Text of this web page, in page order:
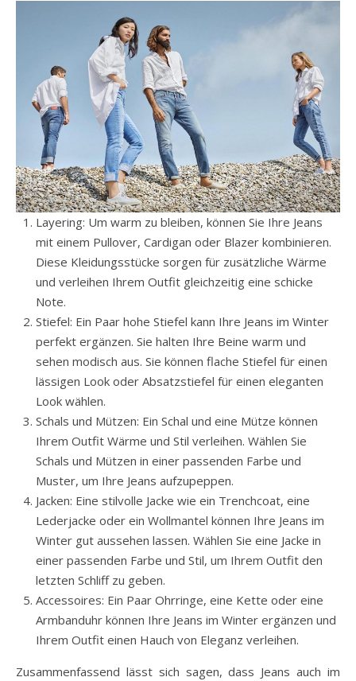
Layering: Um warm zu bleiben, können Sie Ihre Jeans
mit einem Pullover, Cardigan oder Blazer kombinieren.
Diese Kleidungsstücke sorgen für zusätzliche Wärme
und verleihen Ihrem Outfit gleichzeitig eine schicke
Note.
Stiefel: Ein Paar hohe Stiefel kann Ihre Jeans im Winter
perfekt ergänzen. Sie halten Ihre Beine warm und
sehen modisch aus. Sie können flache Stiefel für einen
lässigen Look oder Absatzstiefel für einen eleganten
Look wählen.
Schals und Mützen: Ein Schal und eine Mütze können
Ihrem Outfit Wärme und Stil verleihen. Wählen Sie
Schals und Mützen in einer passenden Farbe und
Muster, um Ihre Jeans aufzupeppen.
Jacken: Eine stilvolle Jacke wie ein Trenchcoat, eine
Lederjacke oder ein Wollmantel können Ihre Jeans im
Winter gut aussehen lassen. Wählen Sie eine Jacke in
einer passenden Farbe und Stil, um Ihrem Outfit den
letzten Schliff zu geben.
Accessoires: Ein Paar Ohrringe, eine Kette oder eine
Armbanduhr können Ihre Jeans im Winter ergänzen und
Ihrem Outfit einen Hauch von Eleganz verleihen.
Zusammenfassend lässt sich sagen, dass Jeans auch im